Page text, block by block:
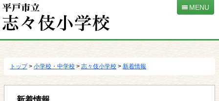
移
MENU
トップ> 小学校・中学校 > 志々伎小学校 > 新着情報